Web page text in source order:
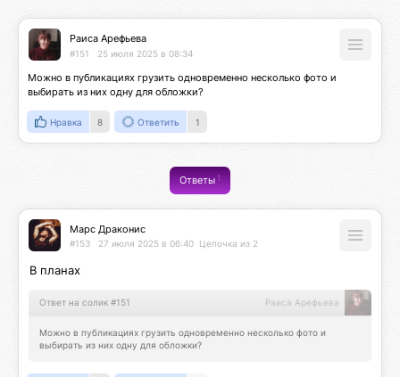
Раиса Арефьева
#151 25 июля 2025 в 08:34
Можно в публикациях грузить одновременно несколько фото и
выбирать из них одну для обложки?
Нравка 8 Ответить 1
Ответы 1
Марс Драконис
#153 27 июля 2025 в 06:40 Цепочка из 2
В планах
Ответ на солик #151 Раиса Арефьева
Можно в публикациях грузить одновременно несколько фото и
выбирать из них одну для обложки?